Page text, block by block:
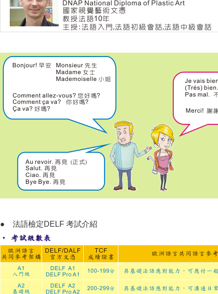
● 法語檢定DELF 考試介紹